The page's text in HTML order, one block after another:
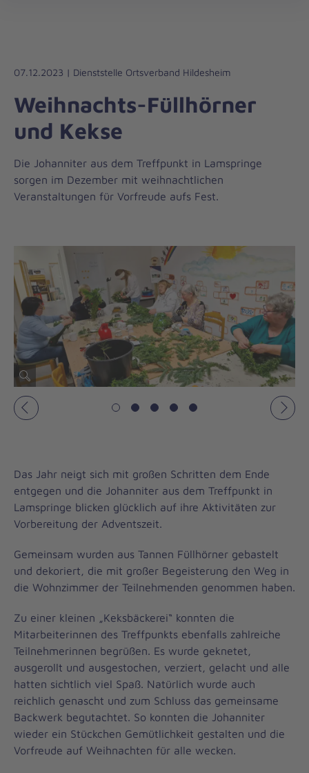
Liebe
Leben
07.12.2023 | Dienststelle Ortsverband Hildesheim
Weihnachts-Füllhörner
und Kekse
Die Johanniter aus dem Treffpunkt in Lamspringe
sorgen im Dezember mit weihnachtlichen
Veranstaltungen für Vorfreude aufs Fest.
Vorheriges
Das Jahr neigt sich mit großen Schritten dem Ende
entgegen und die Johanniter aus dem Treffpunkt in
Lamspringe blicken glücklich auf ihre Aktivitäten zur
Vorbereitung der Adventszeit.
Gemeinsam wurden aus Tannen Füllhörner gebastelt
und dekoriert, die mit großer Begeisterung den Weg in
die Wohnzimmer der Teilnehmenden genommen haben.
Zu einer kleinen „Keksbäckerei“ konnten die
Mitarbeiterinnen des Treffpunkts ebenfalls zahlreiche
Teilnehmerinnen begrüßen. Es wurde geknetet,
ausgerollt und ausgestochen, verziert, gelacht und alle
hatten sichtlich viel Spaß. Natürlich wurde auch
reichlich genascht und zum Schluss das gemeinsame
Backwerk begutachtet. So konnten die Johanniter
wieder ein Stückchen Gemütlichkeit gestalten und die
Vorfreude auf Weihnachten für alle wecken.